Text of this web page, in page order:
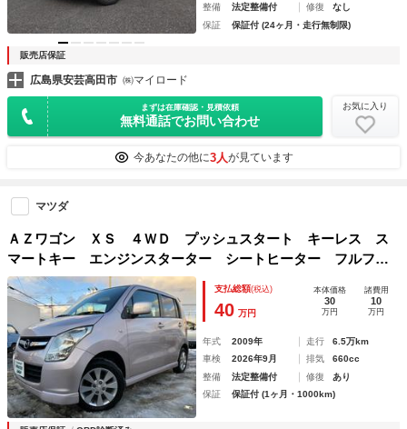
整備
法定整備付 修復
なし
保証
保証付 (24ヶ月・走行無制限)
販売店保証
広島県安芸高田市 ㈱マイロード
まずは在庫確認・見積依頼
無料通話でお問い合わせ
お気に入り
今あなたの他に3人が見ています
マツダ
ＡＺワゴン ＸＳ ４ＷＤ プッシュスタート キーレス ス
マートキー エンジンスターター シートヒーター フルフラ
ット ベンチシート ＣＤ パワーウィンドウ パワーステア
リング ＡＢＳ エアバッグ
支払総額(税込)
40 万円
本体価格
30
万円
諸費用
10
万円
年式 2009年 走行
6.5万km
車検
2026年9月 排気
660cc
整備
法定整備付 修復
あり
保証
保証付 (1ヶ月・1000km)